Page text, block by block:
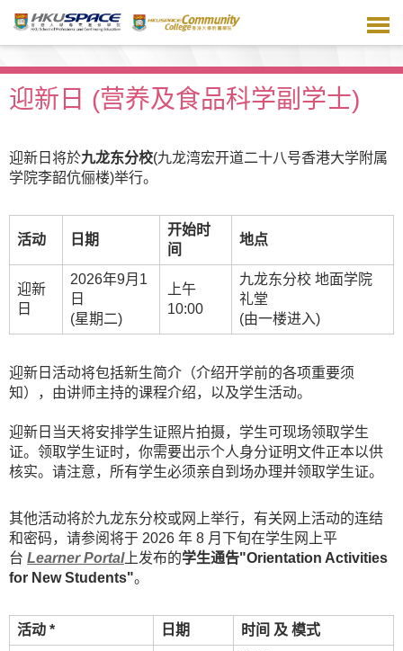
主
容迎新日 (营养及食品科学副学士)
迎新日将於九龙东分校(九龙湾宏开道二十八号香港大学附属
学院李韶伉俪楼)举行。
活动 日期
开始时
间
地点
迎新
日
2026年9月1
日
(星期二)
上午
10:00
九龙东分校 地面学院
礼堂
(由一楼进入)
迎新日活动将包括新生简介（介绍开学前的各项重要须
知），由讲师主持的课程介绍，以及学生活动。
迎新日当天将安排学生证照片拍摄，学生可现场领取学生
证。领取学生证时，你需要出示个人身分证明文件正本以供
核实。请注意，所有学生必须亲自到场办理并领取学生证。
其他活动将於九龙东分校或网上举行，有关网上活动的连结
和密码，请参阅将于 2026 年 8 月下旬在学生网上平
台 Learner Portal上发布的学生通告"Orientation Activities
for New Students"。
活动 * 日期 时间 及 模式